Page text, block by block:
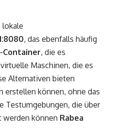
lokale
, das ebenfalls häufig
Container, die es
Maschinen, die es
Alternativen bieten
erstellen können, ohne das
Testumgebungen, die über
werden können Rabea